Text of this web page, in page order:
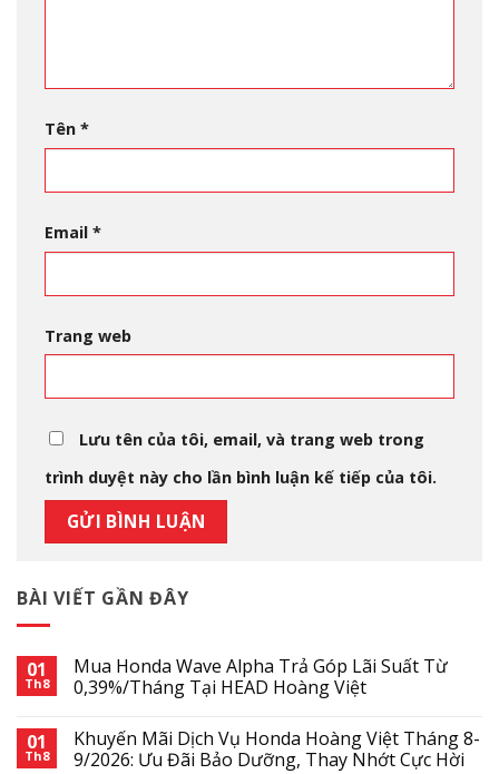
BÀI VIẾT GẦN ĐÂY
01
Th8
Mua Honda Wave Alpha Trả Góp Lãi Suất Từ
0,39%/Tháng Tại HEAD Hoàng Việt
01
Th8
Khuyến Mãi Dịch Vụ Honda Hoàng Việt Tháng 8-
9/2026: Ưu Đãi Bảo Dưỡng, Thay Nhớt Cực Hời
Tên *
Email *
Trang web
Lưu tên của tôi, email, và trang web trong
trình duyệt này cho lần bình luận kế tiếp của tôi.